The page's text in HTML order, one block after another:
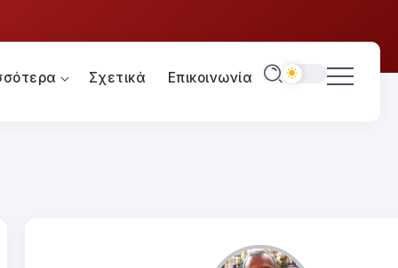
Σχετικά Επικοινωνία